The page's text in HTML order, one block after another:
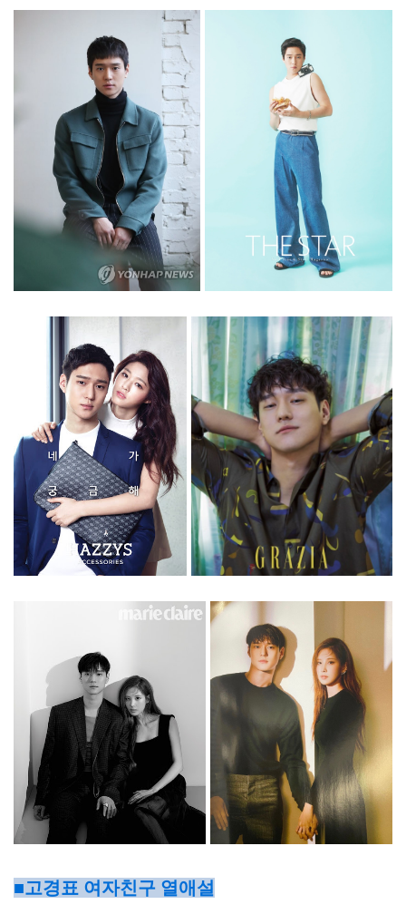
■고경표 여자친구 열애설